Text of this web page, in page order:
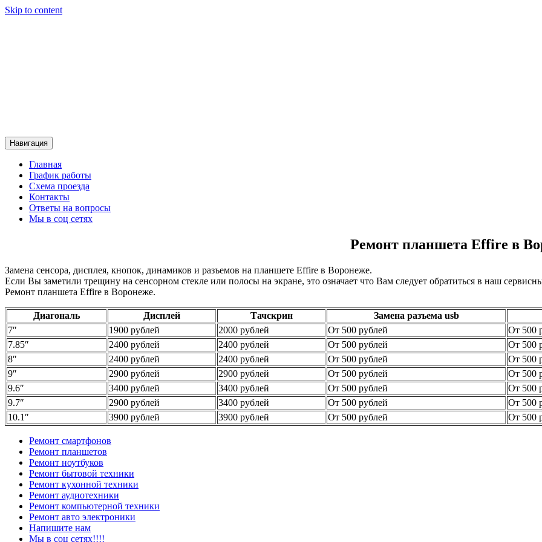
Skip to content
Навигация
Главная
График работы
Схема проезда
Контакты
Ответы на вопросы
Мы в соц сетях
Ремонт планшета Effire в
Замена сенсора, дисплея, кнопок, динамиков и разъемов на планшете Effire в Воронеже.
Если Вы заметили трещину на сенсорном стекле или полосы на экране, это означает что Вам следует обратиться в наш
Ремонт планшета Effire в Воронеже.
Диагональ Дисплей Тачскрин Замена разъема usb
7″
1900 рублей 2000 рублей От 500 рублей От 500
7.85″
2400 рублей 2400 рублей От 500 рублей От 500
8″
2400 рублей 2400 рублей От 500 рублей От 500
9″
2900 рублей 2900 рублей От 500 рублей От 500
9.6″
3400 рублей 3400 рублей От 500 рублей От 500
9.7″
2900 рублей 3400 рублей От 500 рублей От 500
10.1″
3900 рублей 3900 рублей От 500 рублей От 500
Ремонт смартфонов
Ремонт планшетов
Ремонт ноутбуков
Ремонт бытовой техники
Ремонт кухонной техники
Ремонт аудиотехники
Ремонт компьютерной техники
Ремонт авто электроники
Напишите нам
Мы в соц сетях!!!!